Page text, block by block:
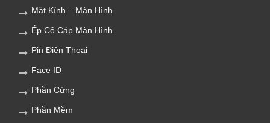
Mặt Kính – Màn Hình
Ép Cổ Cáp Màn Hình
Pin Điện Thoại
Face ID
Phần Cứng
Phần Mềm